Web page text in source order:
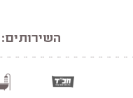
השירותים: